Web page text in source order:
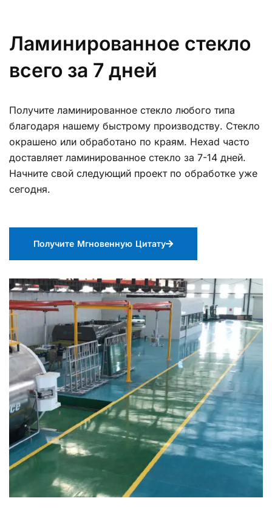
Ламинированное стекло
всего за 7 дней
Получите ламинированное стекло любого типа
благодаря нашему быстрому производству. Стекло
окрашено или обработано по краям. Hexad часто
доставляет ламинированное стекло за 7-14 дней.
Начните свой следующий проект по обработке уже
сегодня.
Получите Мгновенную Цитату